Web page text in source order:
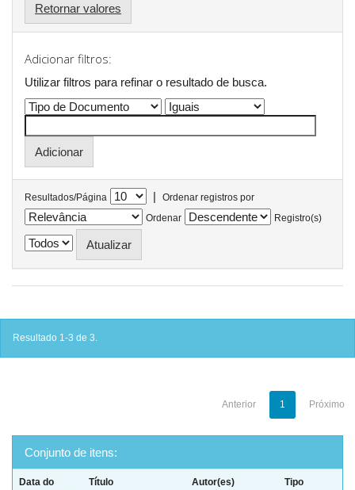
Retornar valores
Adicionar filtros:
Utilizar filtros para refinar o resultado de busca.
Resultados/Página |
Ordenar registros por
Ordenar
Registro(s)
Resultado 1-3 de 3.
Anterior 1 Próximo
Conjunto de itens:
Data do
Título Autor(es) Tipo